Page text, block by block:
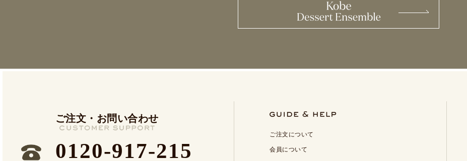
ご注文・お問い合わせ
0120-917-215
ご注文について
会員について